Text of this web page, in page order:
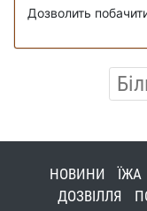
Дозволить
НОВИНИ ЇЖА
ДОЗВІЛЛЯ